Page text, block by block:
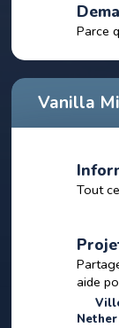
Parce
Vanilla
Tout
aide
Nether